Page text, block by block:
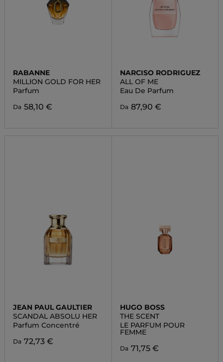
RABANNE
MILLION GOLD FOR HER
Parfum
Da 58,10 €
NARCISO RODRIGUEZ
ALL OF ME
Eau De Parfum
Da 87,90 €
JEAN PAUL GAULTIER
SCANDAL ABSOLU HER
Parfum Concentré
Da 72,73 €
HUGO BOSS
THE SCENT
LE PARFUM POUR
FEMME
Da 71,75 €